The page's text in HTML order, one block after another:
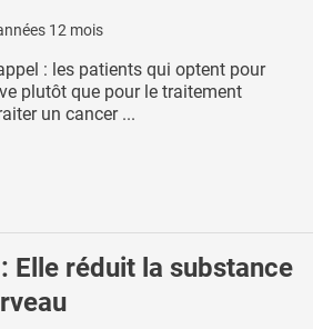
12 mois
: les patients qui optent pour
plutôt que pour le traitement
un cancer ...
: Elle réduit la substance